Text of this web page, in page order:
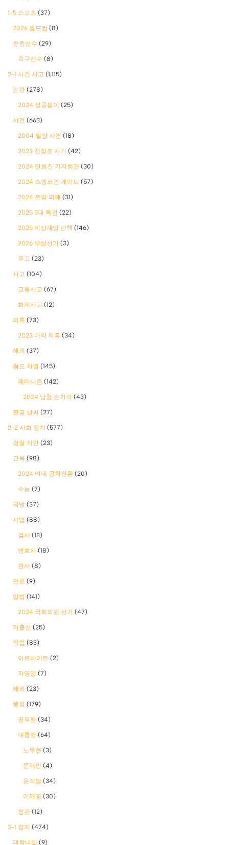
1-5 스포츠 (37)
2026 월드컵 (8)
운동선수 (29)
축구선수 (8)
2-1 사건 사고 (1,115)
논란 (278)
2024 성공팔이 (25)
사건 (663)
2004 밀양 사건 (18)
2023 전청조 사기 (42)
2024 민희진 기자회견 (30)
2024 스캠코인 게이트 (57)
2024 쯔양 피해 (31)
2025 3대 특검 (22)
2025 비상계엄 탄핵 (146)
2026 부실선거 (3)
무고 (23)
사고 (104)
교통사고 (67)
화재사고 (12)
의혹 (73)
2023 마약 의혹 (34)
해외 (37)
혐오 차별 (145)
폐미니즘 (142)
2024 남혐 손가락 (43)
환경 날씨 (27)
2-2 사회 정치 (577)
경찰 치안 (23)
교육 (98)
2024 여대 공학전환 (20)
수능 (7)
국방 (37)
사법 (88)
검사 (13)
변호사 (18)
판사 (8)
언론 (9)
입법 (141)
2024 국회의원 선거 (47)
저출산 (25)
직업 (83)
아르바이트 (2)
자영업 (7)
해외 (23)
행정 (179)
공무원 (34)
대통령 (64)
노무현 (3)
문재인 (4)
윤석열 (34)
이재명 (30)
장관 (12)
3-1 잡지 (474)
대학내일 (9)